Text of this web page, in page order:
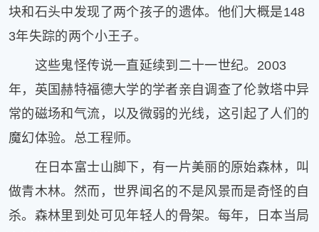
块和石头中发现了两个孩子的遗体。他们大概是148
3年失踪的两个小王子。
这些鬼怪传说一直延续到二十一世纪。2003
年，英国赫特福德大学的学者亲自调查了伦敦塔中异
常的磁场和气流，以及微弱的光线，这引起了人们的
魔幻体验。总工程师。
在日本富士山脚下，有一片美丽的原始森林，叫
做青木林。然而，世界闻名的不是风景而是奇怪的自
杀。森林里到处可见年轻人的骨架。每年，日本当局